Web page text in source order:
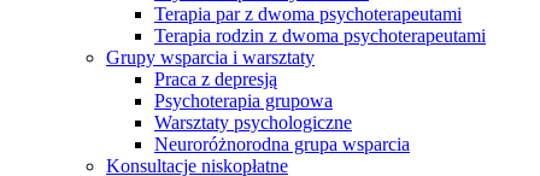
Terapia par z dwoma psychoterapeutami
Terapia rodzin z dwoma psychoterapeutami
Grupy wsparcia i warsztaty
Praca z depresją
Psychoterapia grupowa
Warsztaty psychologiczne
Neuroróżnorodna grupa wsparcia
Konsultacje niskopłatne